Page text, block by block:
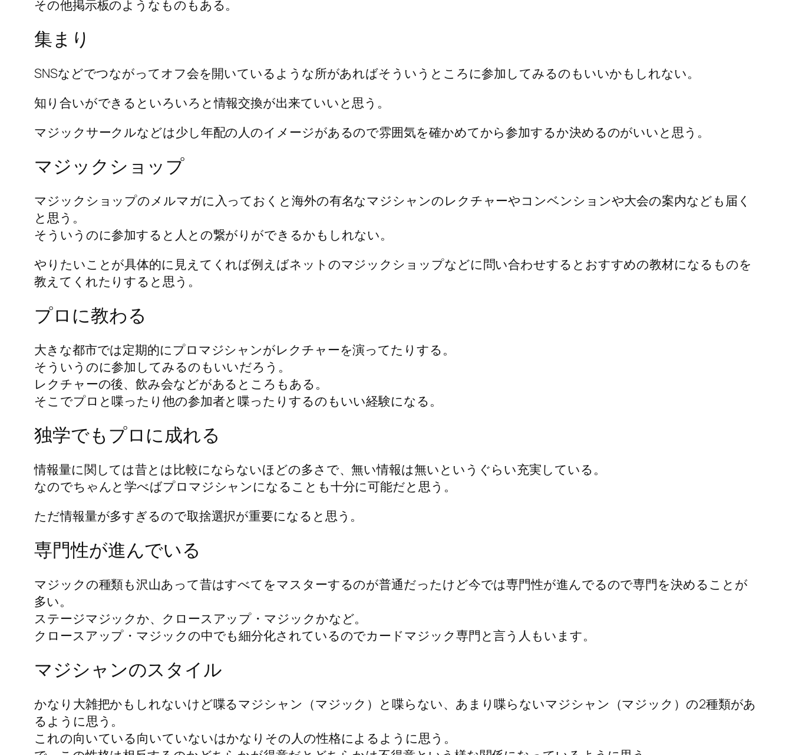
その他掲示板のようなものもある。
集まり
SNSなどでつながってオフ会を開いているような所があればそういうところに参加してみるのもいいかもしれない。
知り合いができるといろいろと情報交換が出来ていいと思う。
マジックサークルなどは少し年配の人のイメージがあるので雰囲気を確かめてから参加するか決めるのがいいと思う。
マジックショップ
マジックショップのメルマガに入っておくと海外の有名なマジシャンのレクチャーやコンベンションや大会の案内なども届く
と思う。
そういうのに参加すると人との繋がりができるかもしれない。
やりたいことが具体的に見えてくれば例えばネットのマジックショップなどに問い合わせするとおすすめの教材になるものを
教えてくれたりすると思う。
プロに教わる
大きな都市では定期的にプロマジシャンがレクチャーを演ってたりする。
そういうのに参加してみるのもいいだろう。
レクチャーの後、飲み会などがあるところもある。
そこでプロと喋ったり他の参加者と喋ったりするのもいい経験になる。
独学でもプロに成れる
情報量に関しては昔とは比較にならないほどの多さで、無い情報は無いというぐらい充実している。
なのでちゃんと学べばプロマジシャンになることも十分に可能だと思う。
ただ情報量が多すぎるので取捨選択が重要になると思う。
専門性が進んでいる
マジックの種類も沢山あって昔はすべてをマスターするのが普通だったけど今では専門性が進んでるので専門を決めることが
多い。
ステージマジックか、クロースアップ・マジックかなど。
クロースアップ・マジックの中でも細分化されているのでカードマジック専門と言う人もいます。
マジシャンのスタイル
かなり大雑把かもしれないけど喋るマジシャン（マジック）と喋らない、あまり喋らないマジシャン（マジック）の2種類があ
るように思う。
これの向いている向いていないはかなりその人の性格によるように思う。